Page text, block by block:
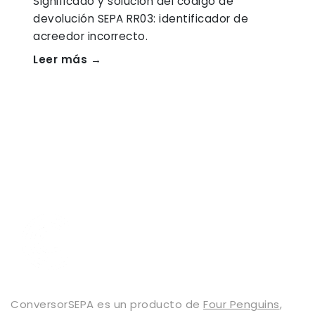
devolución SEPA RR03: identificador de
acreedor incorrecto.
Leer más →
ConversorSEPA es un producto de Four Penguins,